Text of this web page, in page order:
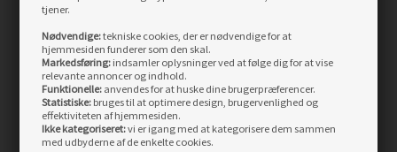
tjener.
Nødvendige:tekniske cookies, der er nødvendige for at
hjemmesiden funderer som den skal.
Markedsføring: indsamler oplysninger ved at følge dig for at vise
relevante annoncer og indhold.
Funktionelle: anvendes for at huske dine brugerpræferencer.
Statistiske: bruges til at optimere design, brugervenlighed og
effektiviteten af hjemmesiden.
Ikke kategoriseret:vi er igang med at kategorisere dem sammen
med udbyderne af de enkelte cookies.
ANDRE KØBTE OGSÅ
Skarp
pris
Skarp